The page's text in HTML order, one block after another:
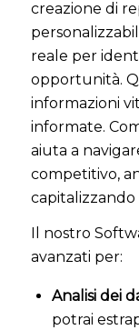
creazione di
reale per
opportunità.
informazioni
informate.
aiuta a
competitivo,
Il nostro
avanzati per:
Analisi dei
potrai